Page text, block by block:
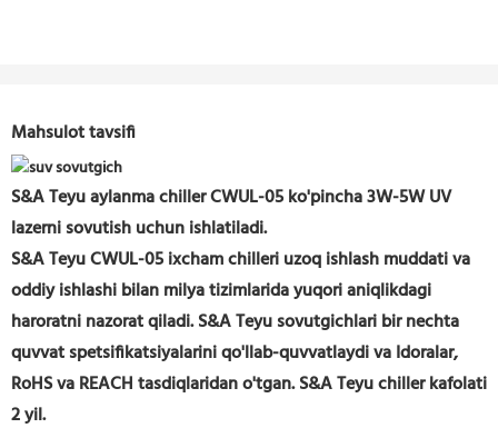
Mahsulot tavsifi
S&A Teyu aylanma chiller CWUL-05 ko'pincha 3W-5W UV
lazerni sovutish uchun ishlatiladi.
S&A Teyu CWUL-05 ixcham chilleri uzoq ishlash muddati va
oddiy ishlashi bilan milya tizimlarida yuqori aniqlikdagi
haroratni nazorat qiladi. S&A Teyu sovutgichlari bir nechta
quvvat spetsifikatsiyalarini qo'llab-quvvatlaydi va Idoralar,
RoHS va REACH tasdiqlaridan o'tgan. S&A Teyu chiller kafolati
2 yil.